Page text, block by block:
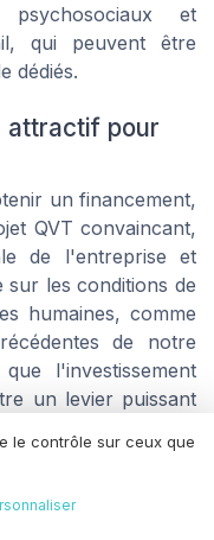
et
qui peuvent être
dédiés.
attractif pour
un financement,
QVT convaincant,
de l'entreprise et
les conditions de
humaines, comme
de notre
l'investissement
un levier puissant
à distance, qui peut
par ces
le contrôle sur ceux que